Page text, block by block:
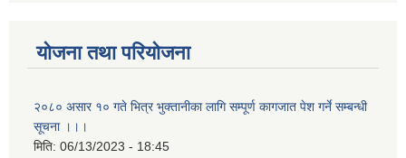
योजना तथा परियोजना
२०८० असार १० गते भित्र भुक्तानीका लागि सम्पूर्ण कागजात पेश गर्ने सम्बन्धी
सूचना ।।।
मिति: 06/13/2023 - 18:45